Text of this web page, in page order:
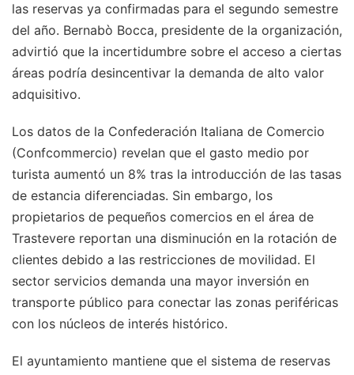
las reservas ya confirmadas para el segundo semestre
del año. Bernabò Bocca, presidente de la organización,
advirtió que la incertidumbre sobre el acceso a ciertas
áreas podría desincentivar la demanda de alto valor
adquisitivo.
Los datos de la Confederación Italiana de Comercio
(Confcommercio) revelan que el gasto medio por
turista aumentó un 8% tras la introducción de las tasas
de estancia diferenciadas. Sin embargo, los
propietarios de pequeños comercios en el área de
Trastevere reportan una disminución en la rotación de
clientes debido a las restricciones de movilidad. El
sector servicios demanda una mayor inversión en
transporte público para conectar las zonas periféricas
con los núcleos de interés histórico.
El ayuntamiento mantiene que el sistema de reservas